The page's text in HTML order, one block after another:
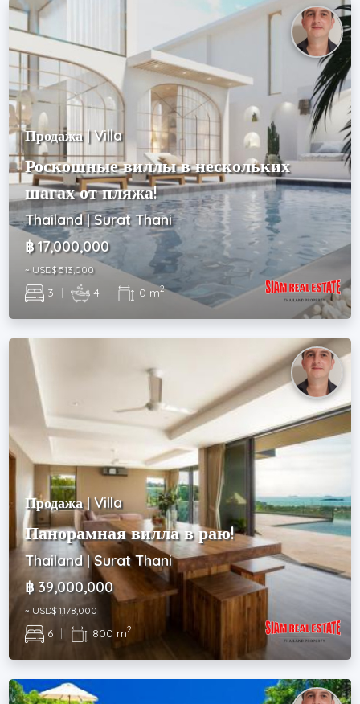
Продажа | Villa
Роскошные виллы в нескольких
шагах от пляжа!
Thailand | Surat Thani
฿ 17,000,000
~ USD$ 513,000
3 | 4 | 0 m2
Продажа | Villa
Панорамная вилла в раю!
Thailand | Surat Thani
฿ 39,000,000
~ USD$ 1,178,000
6 | 800 m2